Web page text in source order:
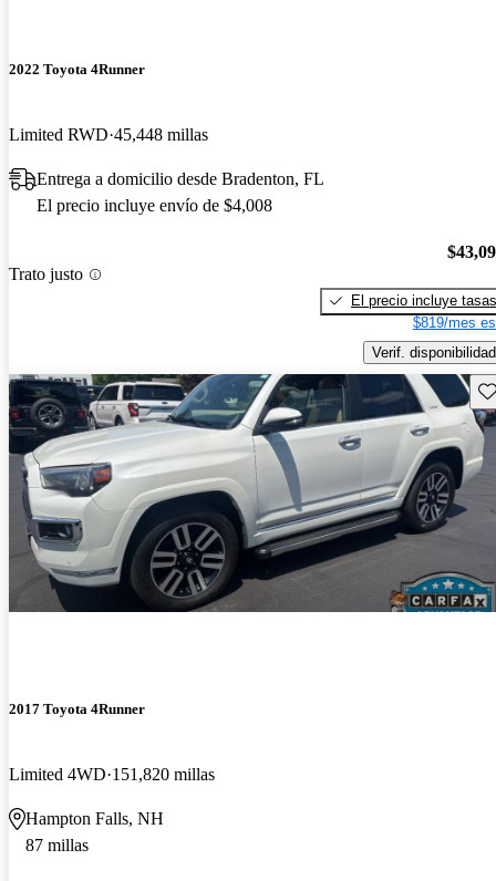
2022 Toyota 4Runner
Limited RWD 45,448 millas
Entrega a domicilio desde Bradenton, FL
El precio incluye envío de $4,008
Trato justo
El precio incluye tasas
$819/mes
Verif. disponibilidad
2017 Toyota 4Runner
Limited 4WD 151,820 millas
Hampton Falls, NH
87 millas